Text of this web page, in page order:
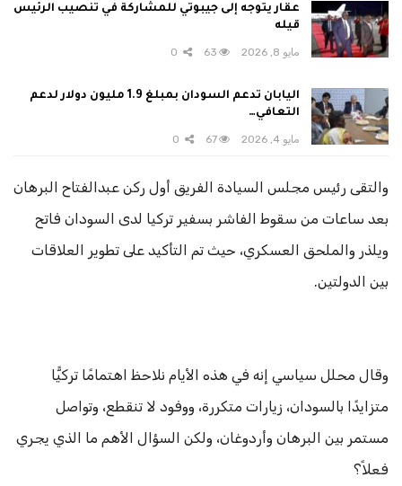
عقار يتوجه إلى جيبوتي للمشاركة في تنصيب الرئيس
قيله
مايو 8, 2026 63
اليابان تدعم السودان بمبلغ 1.9 مليون دولار لدعم
التعافي…
مايو 4, 2026 67
والتقى رئيس مجلس السيادة الفريق أول ركن عبدالفتاح البرهان
بعد ساعات من سقوط الفاشر بسفير تركيا لدى السودان فاتح
ويلذر والملحق العسكري، حيث تم التأكيد على تطوير العلاقات
بين الدولتين.
وقال محلل سياسي إنه في هذه الأيام نلاحظ اهتمامًا تركيًّا
متزايدًا بالسودان، زيارات متكررة، ووفود لا تنقطع، وتواصل
مستمر بين البرهان وأردوغان، ولكن السؤال الأهم ما الذي يجري
فعلاً؟